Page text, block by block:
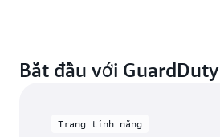
Bắt đầu với GuardDuty
Trang tính năng